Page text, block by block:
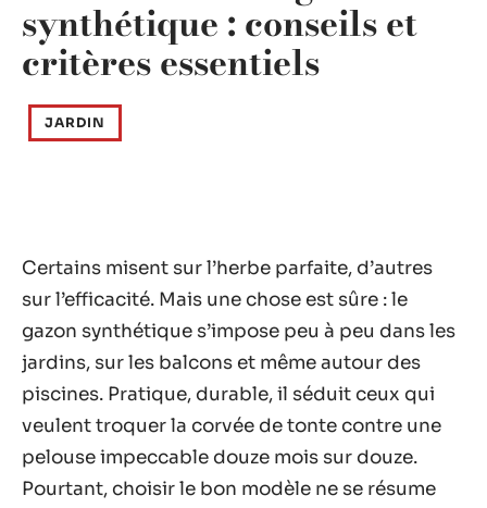
synthétique : conseils et
critères essentiels
JARDIN
Certains misent sur l’herbe parfaite, d’autres
sur l’efficacité. Mais une chose est sûre : le
gazon synthétique s’impose peu à peu dans les
jardins, sur les balcons et même autour des
piscines. Pratique, durable, il séduit ceux qui
veulent troquer la corvée de tonte contre une
pelouse impeccable douze mois sur douze.
Pourtant, choisir le bon modèle ne se résume